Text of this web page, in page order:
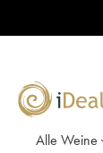
Alle Weine